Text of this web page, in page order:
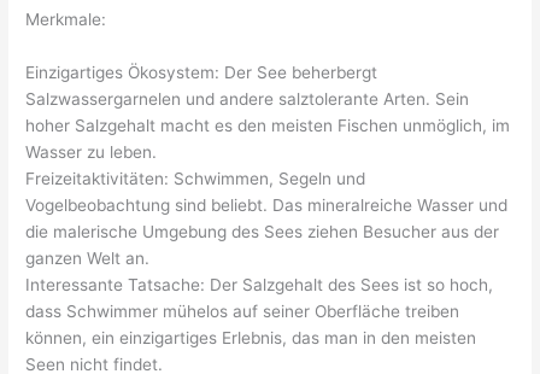
Merkmale:
Einzigartiges Ökosystem: Der See beherbergt
Salzwassergarnelen und andere salztolerante Arten. Sein
hoher Salzgehalt macht es den meisten Fischen unmöglich, im
Wasser zu leben.
Freizeitaktivitäten: Schwimmen, Segeln und
Vogelbeobachtung sind beliebt. Das mineralreiche Wasser und
die malerische Umgebung des Sees ziehen Besucher aus der
ganzen Welt an.
Interessante Tatsache: Der Salzgehalt des Sees ist so hoch,
dass Schwimmer mühelos auf seiner Oberfläche treiben
können, ein einzigartiges Erlebnis, das man in den meisten
Seen nicht findet.